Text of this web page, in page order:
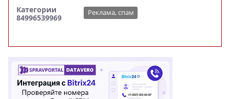
Категории
84996539969
Реклама, спам